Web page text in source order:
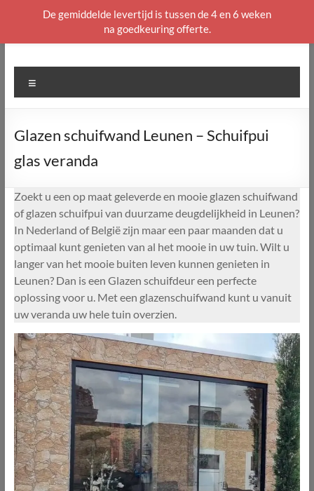
naar
Glazen schuifwand Leunen – Schuifpui
glas veranda
Zoekt u een op maat geleverde en mooie glazen schuifwand
of glazen schuifpui van duurzame deugdelijkheid in Leunen?
In Nederland of België zijn maar een paar maanden dat u
optimaal kunt genieten van al het mooie in uw tuin. Wilt u
langer van het mooie buiten leven kunnen genieten in
Leunen? Dan is een Glazen schuifdeur een perfecte
oplossing voor u. Met een glazenschuifwand kunt u vanuit
uw veranda uw hele tuin overzien.
De gemiddelde levertijd is tussen de 4 en 6 weken
na goedkeuring offerte.